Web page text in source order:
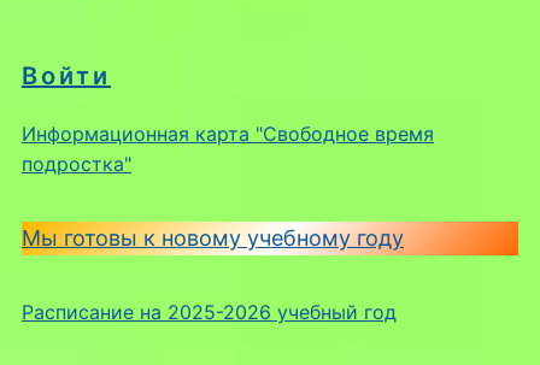
Войти
Информационная карта "Свободное время
подростка"
Мы готовы к новому учебному году
Расписание на 2025-2026 учебный год